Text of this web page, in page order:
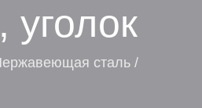
уголок
сталь /